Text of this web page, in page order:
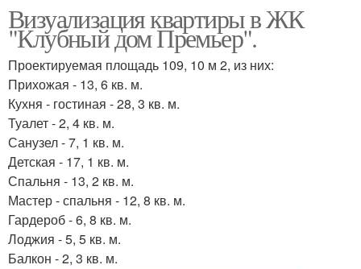
Визуализация квартиры в ЖК
"Клубный дом Премьер".
Проектируемая площадь 109, 10 м 2, из них:
Прихожая - 13, 6 кв. м.
Кухня - гостиная - 28, 3 кв. м.
Туалет - 2, 4 кв. м.
Санузел - 7, 1 кв. м.
Детская - 17, 1 кв. м.
Спальня - 13, 2 кв. м.
Мастер - спальня - 12, 8 кв. м.
Гардероб - 6, 8 кв. м.
Лоджия - 5, 5 кв. м.
Балкон - 2, 3 кв. м.